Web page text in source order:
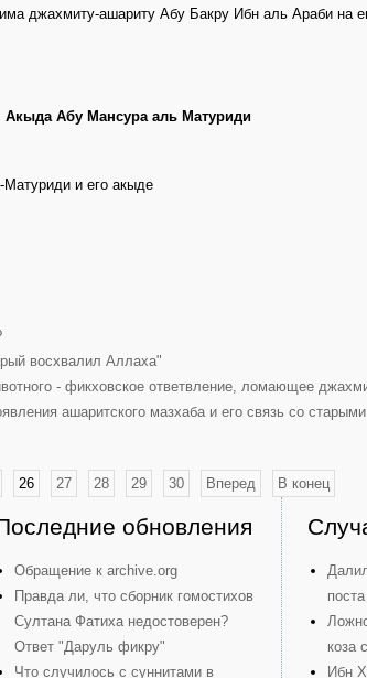
джахмиту-ашариту Абу Бакру Ибн аль Араби на
Акыда Абу Мансура аль Матуриди
и его акыде
восхвалил Аллаха"
- фикховское ответвление, ломающее
ашаритского мазхаба и его связь со
26 27 28 29 30 Вперед В конец
обновления
Обращение к archive.org
Правда ли, что сборник гомостихов
Султана Фатиха недостоверен?
Ответ "Даруль фикру"
Что случилось с суннитами в
коза
Ибн